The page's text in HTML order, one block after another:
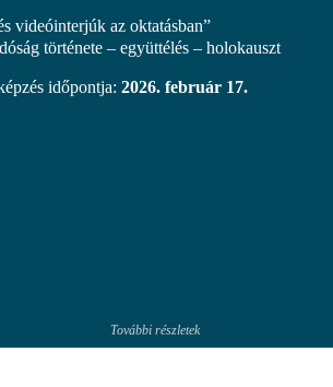
videóinterjúk az oktatásban”
története – együttélés – holokauszt
időpontja: 2026. február 17.
További részletek